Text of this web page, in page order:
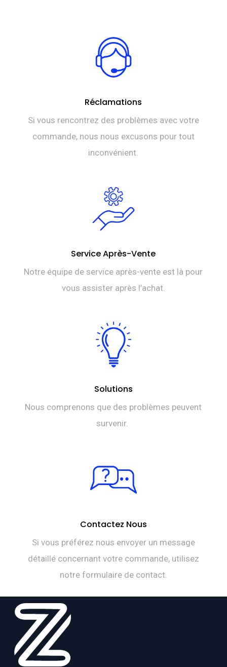
Réclamations
Si vous rencontrez des problèmes avec votre
commande, nous nous excusons pour tout
inconvénient.
Service Après-Vente
Notre équipe de service après-vente est là pour
vous assister après l’achat.
Solutions
Nous comprenons que des problèmes peuvent
survenir.
Contactez Nous
Si vous préférez nous envoyer un message
détaillé concernant votre commande, utilisez
notre formulaire de contact.